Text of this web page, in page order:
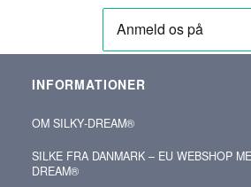
INFORMATIONER
OM SILKY‑DREAM®
SILKE FRA DANMARK – EU WEBSHOP
DREAM®